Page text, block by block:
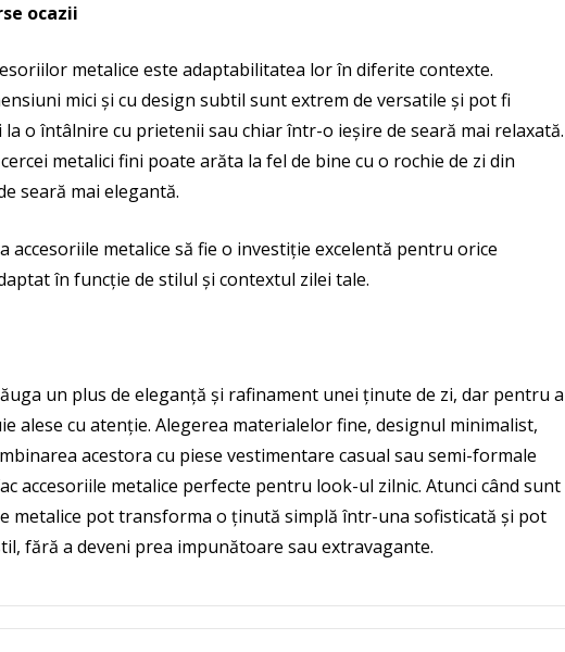
ocazii
metalice este adaptabilitatea lor în diferite contexte.
mici și cu design subtil sunt extrem de versatile și pot fi
o întâlnire cu prietenii sau chiar într-o ieșire de seară mai relaxată.
metalici fini poate arăta la fel de bine cu o rochie de zi din
seară mai elegantă.
accesoriile metalice să fie o investiție excelentă pentru orice
în funcție de stilul și contextul zilei tale.
un plus de eleganță și rafinament unei ținute de zi, dar pentru a
alese cu atenție. Alegerea materialelor fine, designul minimalist,
acestora cu piese vestimentare casual sau semi-formale
accesoriile metalice perfecte pentru look-ul zilnic. Atunci când sunt
metalice pot transforma o ținută simplă într-una sofisticată și pot
fără a deveni prea impunătoare sau extravagante.